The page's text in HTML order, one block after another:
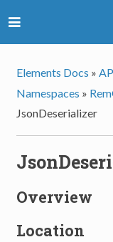
Elements Docs »
Namespaces »
JsonDeserializer
Overview
Location